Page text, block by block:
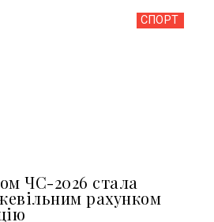
СПОРТ
ЧС-2026 стала
рахунком